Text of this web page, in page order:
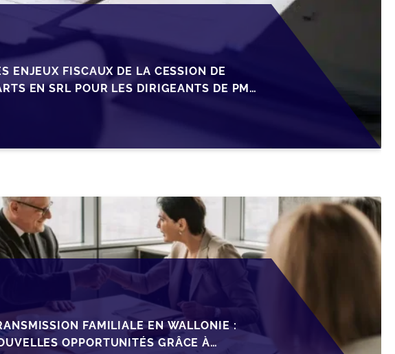
ENJEUX FISCAUX DE LA CESSION DE
EN SRL POUR LES DIRIGEANTS DE PME
FAMILIALE EN WALLONIE :
OPPORTUNITÉS GRÂCE À